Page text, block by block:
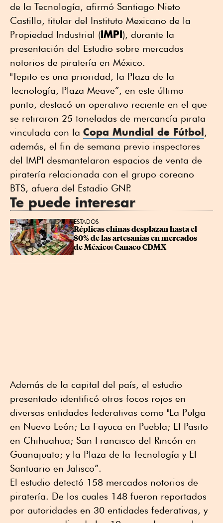
de la Tecnología, afirmó Santiago Nieto
Castillo, titular del Instituto Mexicano de la
Propiedad Industrial (IMPI), durante la
presentación del Estudio sobre mercados
notorios de piratería en México.
"Tepito es una prioridad, la Plaza de la
Tecnología, Plaza Meave”, en este último
punto, destacó un operativo reciente en el que
se retiraron 25 toneladas de mercancía pirata
vinculada con la Copa Mundial de Fútbol,
además, el fin de semana previo inspectores
del IMPI desmantelaron espacios de venta de
piratería relacionada con el grupo coreano
BTS, afuera del Estadio GNP.
Te puede interesar
ESTADOS
Réplicas chinas desplazan hasta el
80% de las artesanías en mercados
de México: Canaco CDMX
Además de la capital del país, el estudio
presentado identificó otros focos rojos en
diversas entidades federativas como "La Pulga
en Nuevo León; La Fayuca en Puebla; El Pasito
en Chihuahua; San Francisco del Rincón en
Guanajuato; y la Plaza de la Tecnología y El
Santuario en Jalisco”.
El estudio detectó 158 mercados notorios de
piratería. De los cuales 148 fueron reportados
por autoridades en 30 entidades federativas, y